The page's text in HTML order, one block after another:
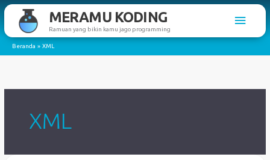
Lewati
konten
MERAMU KODING
Ramuan yang bikin kamu jago programming
Menu
Beranda XML
XML